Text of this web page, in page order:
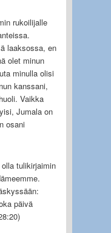
rukoilijalle
laaksossa, en
olet minun
minulla olisi
kanssani,
Vaikka
Jumala on
osani
tulikirjaimin
päivä